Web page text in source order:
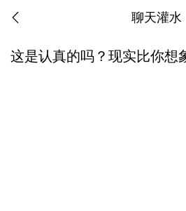
聊天灌水
这是认真的吗？现实比你想